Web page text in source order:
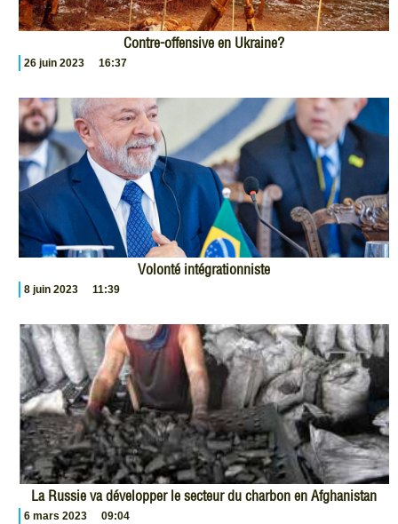
Contre-offensive en Ukraine?
26 juin 2023 16:37
Volonté intégrationniste
8 juin 2023 11:39
La Russie va développer le secteur du charbon en Afghanistan
6 mars 2023 09:04